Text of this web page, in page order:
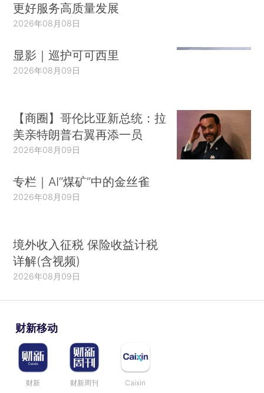
更好服务高质量发展
2026年08月08日
显影｜巡护可可西里
2026年08月09日
【商圈】哥伦比亚新总统：拉
美亲特朗普右翼再添一员
2026年08月09日
专栏｜AI“煤矿”中的金丝雀
2026年08月09日
境外收入征税 保险收益计税
详解(含视频)
2026年08月09日
财新移动
财新 财新周刊 Caixin